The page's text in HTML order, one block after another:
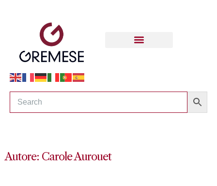
Autore: Carole Aurouet